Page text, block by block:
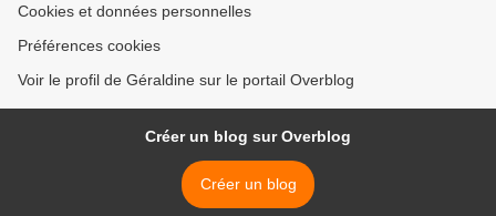
Cookies et données personnelles
Préférences cookies
Voir le profil de Géraldine sur le portail Overblog
Créer un blog sur Overblog
Créer un blog